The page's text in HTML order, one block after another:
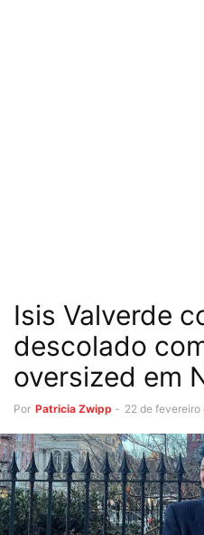
Isis Valverde
descolado
oversized em
Por Patricia Zwipp - 22 de fevereiro